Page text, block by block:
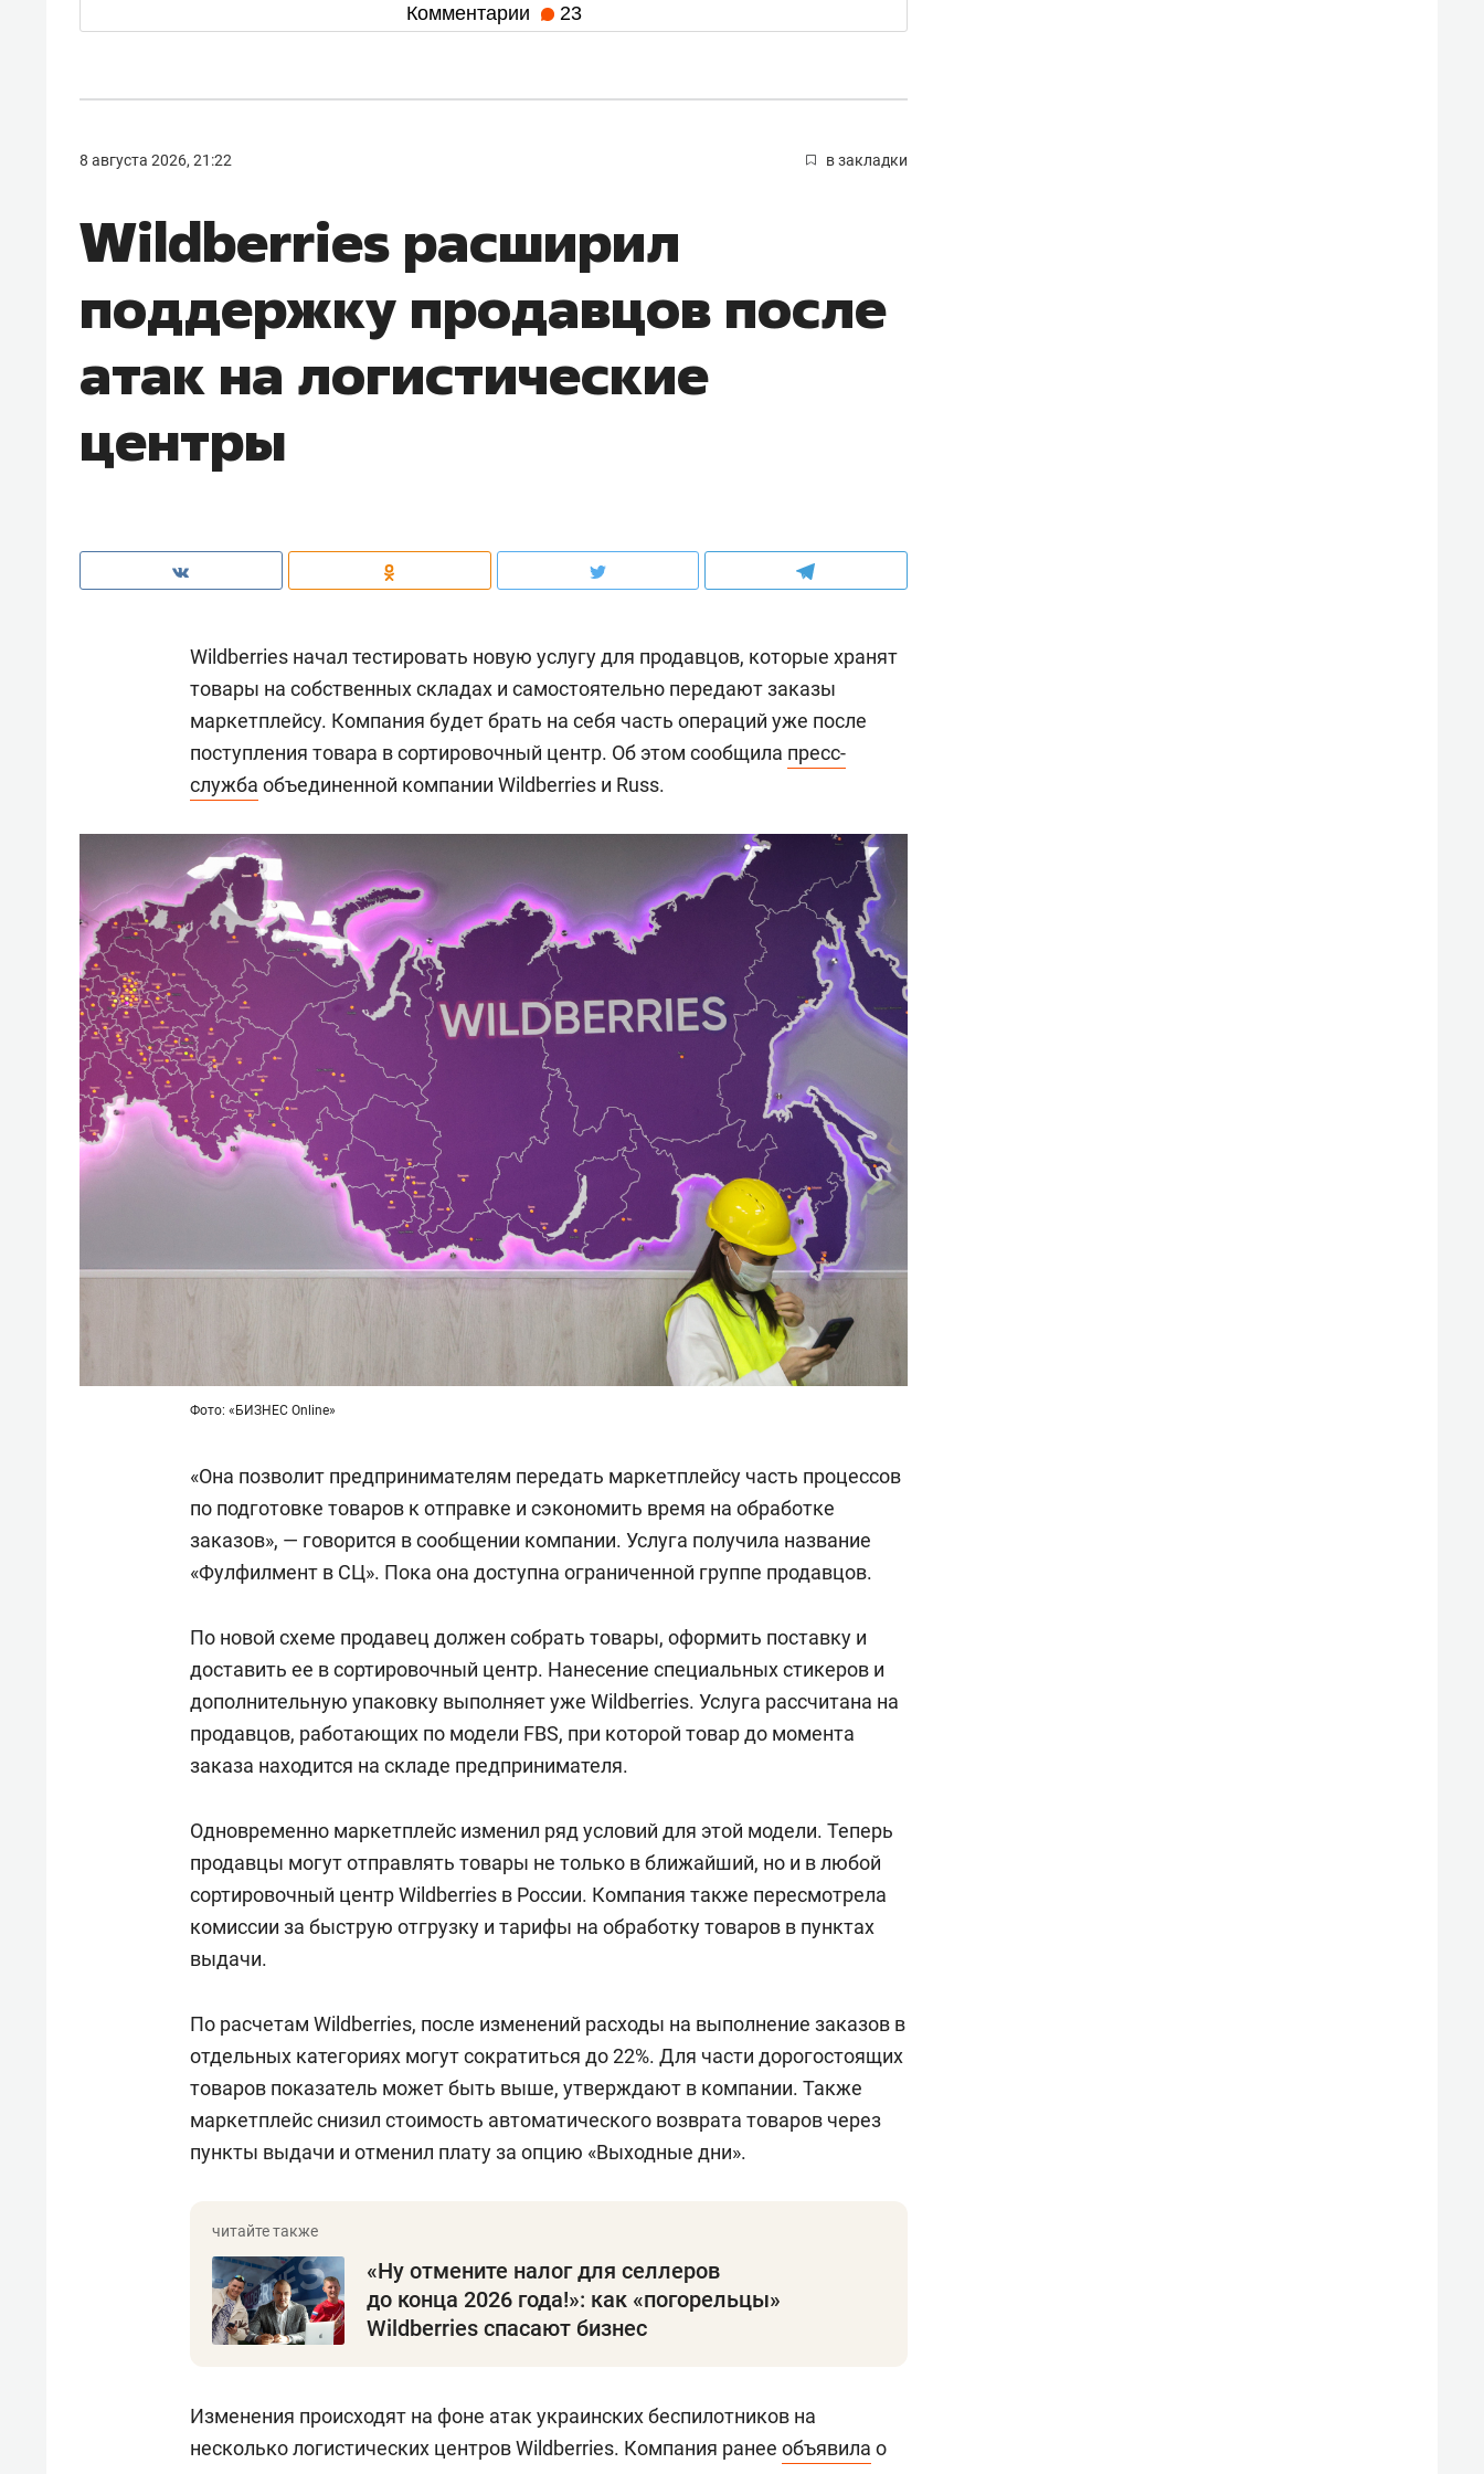
Комментарии 23
8 августа 2026, 21:22 в закладки
Wildberries расширил
поддержку продавцов после
атак на логистические
центры
Wildberries начал тестировать новую услугу для продавцов, которые хранят
товары на собственных складах и самостоятельно передают заказы
маркетплейсу. Компания будет брать на себя часть операций уже после
поступления товара в сортировочный центр. Об этом сообщила пресс-
служба объединенной компании Wildberries и Russ.
Фото: «БИЗНЕС Online»
«Она позволит предпринимателям передать маркетплейсу часть процессов
по подготовке товаров к отправке и сэкономить время на обработке
заказов», — говорится в сообщении компании. Услуга получила название
«Фулфилмент в СЦ». Пока она доступна ограниченной группе продавцов.
По новой схеме продавец должен собрать товары, оформить поставку и
доставить ее в сортировочный центр. Нанесение специальных стикеров и
дополнительную упаковку выполняет уже Wildberries. Услуга рассчитана на
продавцов, работающих по модели FBS, при которой товар до момента
заказа находится на складе предпринимателя.
Одновременно маркетплейс изменил ряд условий для этой модели. Теперь
продавцы могут отправлять товары не только в ближайший, но и в любой
сортировочный центр Wildberries в России. Компания также пересмотрела
комиссии за быструю отгрузку и тарифы на обработку товаров в пунктах
выдачи.
По расчетам Wildberries, после изменений расходы на выполнение заказов в
отдельных категориях могут сократиться до 22%. Для части дорогостоящих
товаров показатель может быть выше, утверждают в компании. Также
маркетплейс снизил стоимость автоматического возврата товаров через
пункты выдачи и отменил плату за опцию «Выходные дни».
«Ну отмените налог для селлеров
до конца 2026 года!»: как «погорельцы»
Wildberries спасают бизнес
Изменения происходят на фоне атак украинских беспилотников на
несколько логистических центров Wildberries. Компания ранее объявила о